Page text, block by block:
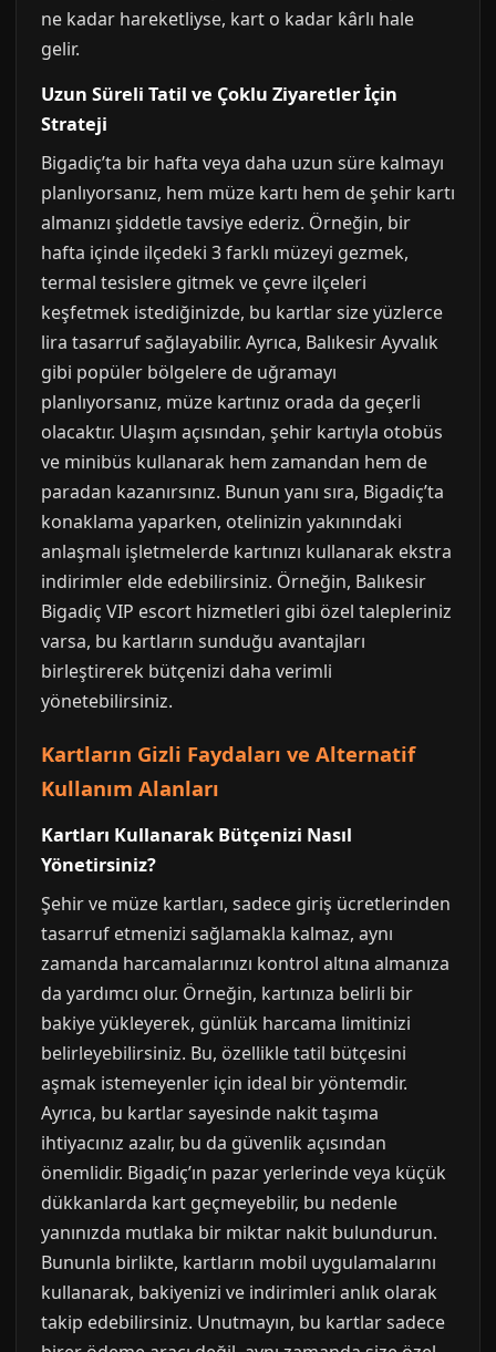
ne kadar hareketliyse, kart o kadar kârlı hale
gelir.
Uzun Süreli Tatil ve Çoklu Ziyaretler İçin
Strateji
Bigadiç’ta bir hafta veya daha uzun süre kalmayı
planlıyorsanız, hem müze kartı hem de şehir kartı
almanızı şiddetle tavsiye ederiz. Örneğin, bir
hafta içinde ilçedeki 3 farklı müzeyi gezmek,
termal tesislere gitmek ve çevre ilçeleri
keşfetmek istediğinizde, bu kartlar size yüzlerce
lira tasarruf sağlayabilir. Ayrıca, Balıkesir Ayvalık
gibi popüler bölgelere de uğramayı
planlıyorsanız, müze kartınız orada da geçerli
olacaktır. Ulaşım açısından, şehir kartıyla otobüs
ve minibüs kullanarak hem zamandan hem de
paradan kazanırsınız. Bunun yanı sıra, Bigadiç’ta
konaklama yaparken, otelinizin yakınındaki
anlaşmalı işletmelerde kartınızı kullanarak ekstra
indirimler elde edebilirsiniz. Örneğin, Balıkesir
Bigadiç VIP escort hizmetleri gibi özel talepleriniz
varsa, bu kartların sunduğu avantajları
birleştirerek bütçenizi daha verimli
yönetebilirsiniz.
Kartların Gizli Faydaları ve Alternatif
Kullanım Alanları
Kartları Kullanarak Bütçenizi Nasıl
Yönetirsiniz?
Şehir ve müze kartları, sadece giriş ücretlerinden
tasarruf etmenizi sağlamakla kalmaz, aynı
zamanda harcamalarınızı kontrol altına almanıza
da yardımcı olur. Örneğin, kartınıza belirli bir
bakiye yükleyerek, günlük harcama limitinizi
belirleyebilirsiniz. Bu, özellikle tatil bütçesini
aşmak istemeyenler için ideal bir yöntemdir.
Ayrıca, bu kartlar sayesinde nakit taşıma
ihtiyacınız azalır, bu da güvenlik açısından
önemlidir. Bigadiç’ın pazar yerlerinde veya küçük
dükkanlarda kart geçmeyebilir, bu nedenle
yanınızda mutlaka bir miktar nakit bulundurun.
Bununla birlikte, kartların mobil uygulamalarını
kullanarak, bakiyenizi ve indirimleri anlık olarak
takip edebilirsiniz. Unutmayın, bu kartlar sadece